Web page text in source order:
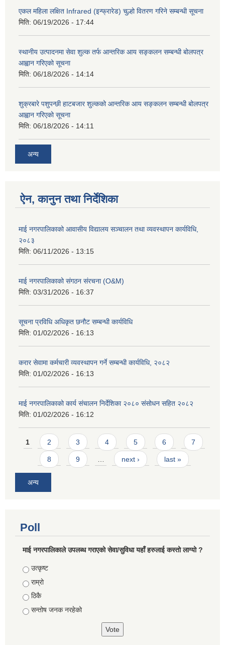
एकल महिला लक्षित Infrared (इन्फ्रारेड) चुल्हो वितरण गरिने सम्बन्धी सूचना
मिति: 06/19/2026 - 17:44
स्थानीय उत्पादनमा सेवा शुल्क तर्फ आन्तरिक आय सङ्कलन सम्बन्धी बोलपत्र
आह्वान गरिएको सूचना
मिति: 06/18/2026 - 14:14
शुक्रबारे पशुपन्छी हाटबजार शुल्कको आन्तरिक आय सङ्कलन सम्बन्धी बोलपत्र
आह्वान गरिएको सूचना
मिति: 06/18/2026 - 14:11
अन्य
ऐन, कानुन तथा निर्देशिका
माई नगरपालिकाको आवासीय विद्यालय सञ्चालन तथा व्यवस्थापन कार्यविधि,
२०८३
मिति: 06/11/2026 - 13:15
माई नगरपालिकाको संगठन संरचना (O&M)
मिति: 03/31/2026 - 16:37
सूचना प्रविधि अधिकृत छनौट सम्बन्धी कार्यविधि
मिति: 01/02/2026 - 16:13
करार सेवामा कर्मचारी व्यवस्थापन गर्ने सम्बन्धी कार्यविधि, २०८२
मिति: 01/02/2026 - 16:13
माई नगरपालिकाको कार्य संचालन निर्देशिका २०८० संसोधन सहित २०८२
मिति: 01/02/2026 - 16:12
Pages
1 2 3 4 5 6 7
8 9 next › last »
अन्य
Poll
माई नगरपालिकाले उपलब्ध गराएको सेवा/सुविधा यहाँ हरुलाई कस्तो लाग्यो ?
Choices
उत्कृष्ट
राम्रो
ठिकै
सन्तोष जनक नरहेको